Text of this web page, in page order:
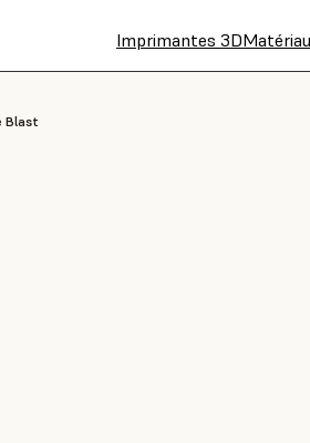
Imprimantes 3D
Blast